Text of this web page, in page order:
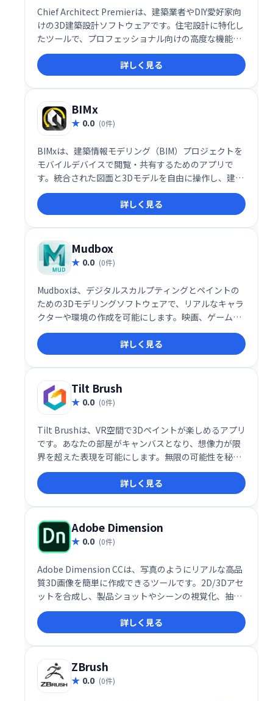
Chief Architect Premierは、建築業者やDIY愛好家向
けの3D建築設計ソフトウェアです。住宅設計に特化し
たツールで、プロフェッショナル向けの高度な機能
と、初心者でも使いやすいインターフェースを提供し
ます。建築家、デザイナー、DIY愛好家まで、幅広いユ
ーザーのニーズに対応します。
詳しく見る
BIMx
0.0 (0件)
BIMxは、建築情報モデリング（BIM）プロジェクトを
モバイルデバイスで閲覧・共有するためのアプリで
す。統合された図面と3Dモデルを自由に操作し、建築
要素の詳細情報も確認できます。スムーズなプロジェ
クトコミュニケーションと情報共有を実現します。
詳しく見る
Mudbox
0.0 (0件)
Mudboxは、デジタルスカルプティングとペイントの
ための3Dモデリングソフトウェアで、リアルなキャラ
クターや環境の作成を可能にします。映画、ゲーム、
アニメーション制作のプロフェッショナルに広く利用
されています。
詳しく見る
Tilt Brush
0.0 (0件)
Tilt Brushは、VR空間で3Dペイントが楽しめるアプリ
です。あなたの部屋がキャンバスとなり、想像力が限
界を超えた表現を可能にします。無限の可能性を秘め
た、革新的なペイント体験を提供します。
詳しく見る
Adobe Dimension
0.0 (0件)
Adobe Dimension CCは、写真のようにリアルな高品
質3D画像を簡単に作成できるツールです。2D/3Dアセ
ットを合成し、製品ショットやシーンの視覚化、抽象
アートなどを制作できます。自動で最適な照明を設定
し、無料の3Dアセットも提供。直感的な操作で、プロ
ジェクトを迅速に進められます。
詳しく見る
ZBrush
0.0 (0件)